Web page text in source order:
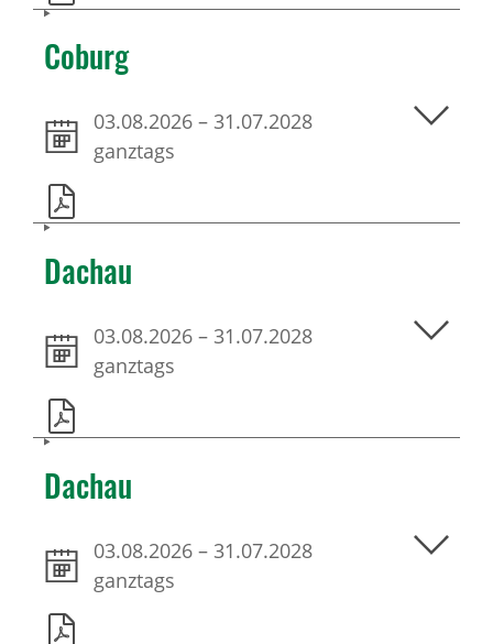
Coburg
03.08.2026 – 31.07.2028
ganztags
Dachau
03.08.2026 – 31.07.2028
ganztags
Dachau
03.08.2026 – 31.07.2028
ganztags